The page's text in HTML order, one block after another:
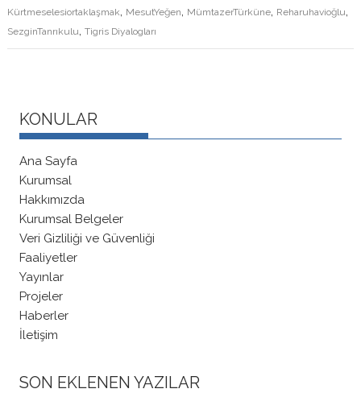
Kürtmeselesiortaklaşmak, MesutYeğen, MümtazerTürküne, Reharuhavioğlu,
SezginTanrıkulu,Tigris Diyalogları
KONULAR
Ana Sayfa
Kurumsal
Hakkımızda
Kurumsal Belgeler
Veri Gizliliği ve Güvenliği
Faaliyetler
Yayınlar
Projeler
Haberler
İletişim
SON EKLENEN YAZILAR